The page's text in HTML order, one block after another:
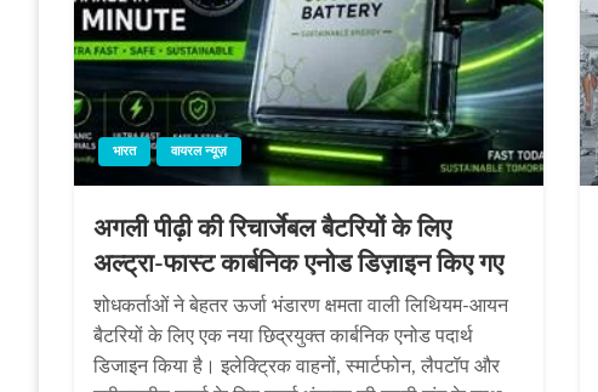
भारत वायरल न्यूज़
अगली पीढ़ी की रिचार्जेबल बैटरियों के लिए
अल्‍ट्रा-फास्‍ट कार्बनिक एनोड डिज़ाइन किए गए
शोधकर्ताओं ने बेहतर ऊर्जा भंडारण क्षमता वाली लिथियम-आयन
बैटरियों के लिए एक नया छिद्रयुक्त कार्बनिक एनोड पदार्थ
डिजाइन किया है। इलेक्ट्रिक वाहनों, स्मार्टफोन, लैपटॉप और